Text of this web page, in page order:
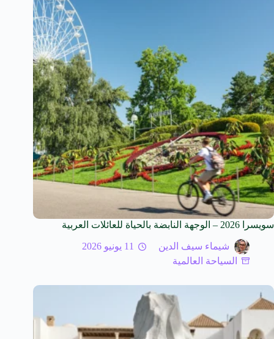
سويسرا 2026 – الوجهة النابضة بالحياة للعائلات العربية
شيماء سيف الدين
11 يونيو 2026
السياحة العالمية